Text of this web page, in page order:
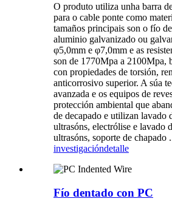
O produto utiliza unha barra
para o cable ponte como
tamaños principais son o fío
aluminio galvanizado ou
φ5,0mm e φ7,0mm e as
son de 1770Mpa a 2100Mpa,
con propiedades de torsión,
anticorrosivo superior. A súa
avanzada e os equipos de
protección ambiental que
de decapado e utilizan lavado
ultrasóns, electrólise e lavado
ultrasóns, soporte de chapado
investigacióndetalle
Fío dentado con PC